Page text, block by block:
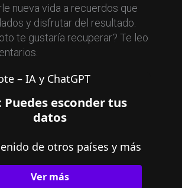
nueva vida a recuerdos que
y disfrutar del resultado.
te gustaría recuperar? Te leo
Puedes esconder tus
datos
de otros países y más
Ver más